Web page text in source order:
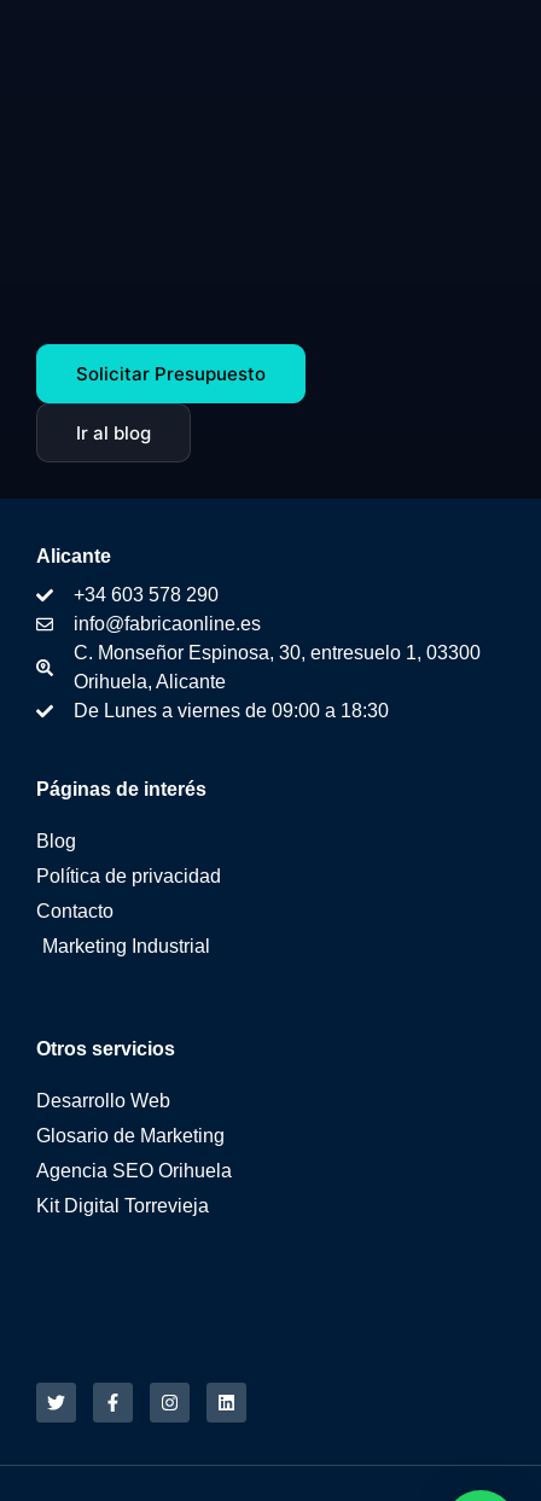
Solicitar Presupuesto
Ir al blog
Otros servicios
Desarrollo Web
Glosario de Marketing
Agencia SEO Orihuela
Kit Digital Torrevieja
Páginas de interés
Blog
Política de privacidad
Contacto
Marketing Industrial
Alicante
+34 603 578 290
info@fabricaonline.es
C. Monseñor Espinosa, 30, entresuelo 1, 03300
Orihuela, Alicante
De Lunes a viernes de 09:00 a 18:30